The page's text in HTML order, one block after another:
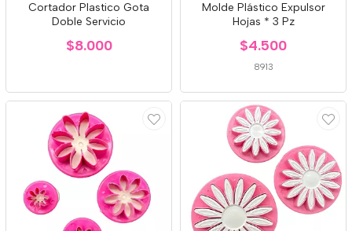
Cortador Plastico Gota
Doble Servicio
$8.000
Molde Plástico Expulsor
Hojas * 3 Pz
$4.500
8913